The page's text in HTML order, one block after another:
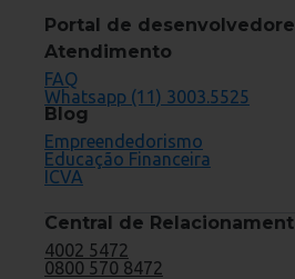
Portal de
Atendimento
FAQ
Whatsapp (11) 3003.5525
Blog
Empreendedorismo
Educação Financeira
ICVA
Central de
4002 5472
0800 570 8472